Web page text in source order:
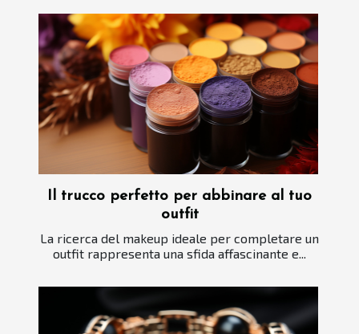
Il trucco perfetto per abbinare al tuo
outfit
La ricerca del makeup ideale per completare un
outfit rappresenta una sfida affascinante e...